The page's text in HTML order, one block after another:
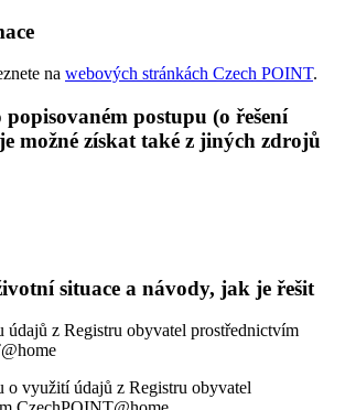
na webových stránkách Czech POINT.
postupu (o řešení
možné získat také z jiných zdrojů
situace a návody, jak je řešit
údajů z Registru obyvatel prostřednictvím
o využití údajů z Registru obyvatel